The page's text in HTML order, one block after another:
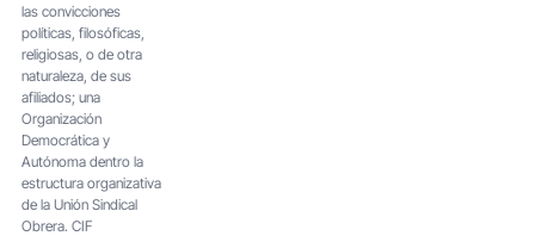
las convicciones
políticas, filosóficas,
religiosas, o de otra
naturaleza, de sus
afiliados; una
Organización
Democrática y
Autónoma dentro la
estructura organizativa
de la Unión Sindical
Obrera. CIF